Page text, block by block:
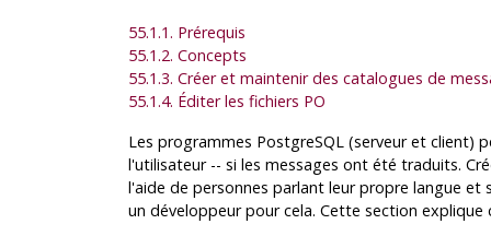
55.1.1. Prérequis
55.1.2. Concepts
55.1.3. Créer et maintenir des catalogues de
55.1.4. Éditer les fichiers PO
Les programmes PostgreSQL(serveur et client)
l'utilisateur -- si les messages ont été traduits.
l'aide de personnes parlant leur propre langue
un développeur pour cela. Cette section